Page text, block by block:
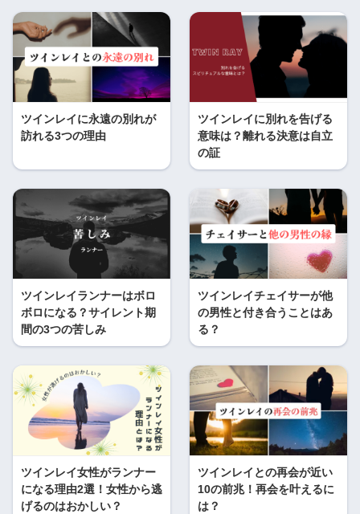
ツインレイに永遠の別れが
訪れる3つの理由
ツインレイに別れを告げる
意味は？離れる決意は自立
の証
ツインレイランナーはボロ
ボロになる？サイレント期
間の3つの苦しみ
ツインレイチェイサーが他
の男性と付き合うことはあ
る？
ツインレイ女性がランナー
になる理由2選！女性から逃
げるのはおかしい？
ツインレイとの再会が近い
10の前兆！再会を叶えるに
は？